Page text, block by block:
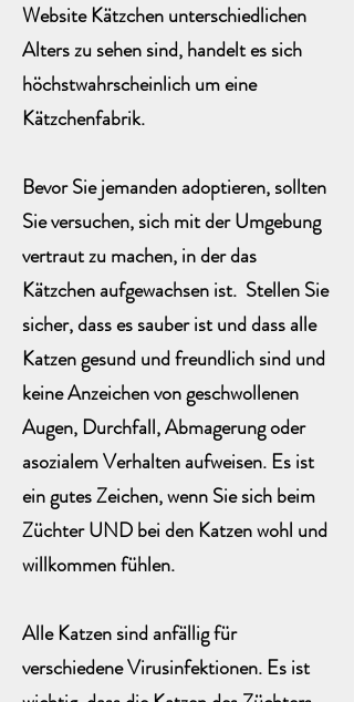
Website Kätzchen unterschiedlichen
Alters zu sehen sind, handelt es sich
höchstwahrscheinlich um eine
Kätzchenfabrik.
Bevor Sie jemanden adoptieren, sollten
Sie versuchen, sich mit der Umgebung
vertraut zu machen, in der das
Kätzchen aufgewachsen ist. Stellen Sie
sicher, dass es sauber ist und dass alle
Katzen gesund und freundlich sind und
keine Anzeichen von geschwollenen
Augen, Durchfall, Abmagerung oder
asozialem Verhalten aufweisen. Es ist
ein gutes Zeichen, wenn Sie sich beim
Züchter UND bei den Katzen wohl und
willkommen fühlen.
Alle Katzen sind anfällig für
verschiedene Virusinfektionen. Es ist